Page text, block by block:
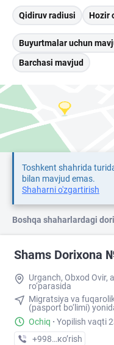
Qidiruv radiusi Hozir
Buyurtmalar uchun
Barchasi mavjud
Toshkent shahrida
bilan mavjud emas.
Shaharni o'zgartirish
Boshqa shaharlardagi
Shams Dorixona
Urganch, Obxod Ovir,
ro‘parasida
Migratsiya va
(pasport bo‘limi)
Ochiq · Yopilish vaqti
+998 (79) XXX-XX-XX
кo’rish